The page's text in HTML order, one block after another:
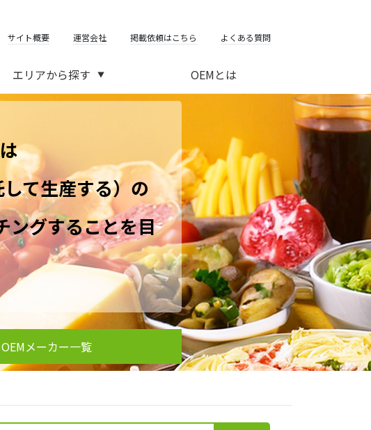
サイト概要 運営会社 掲載依頼はこちら よくある質問
エリアから探す ▼ OEMとは
て生産する）の
ングすることを目
OEMメーカー一覧